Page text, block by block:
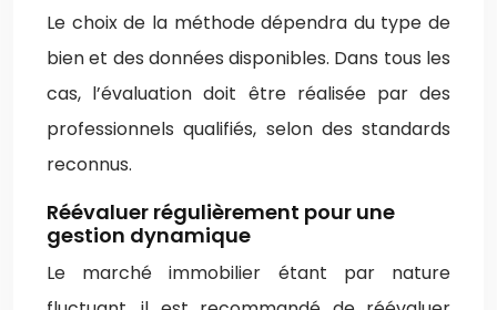
Le choix de la méthode dépendra du type de
bien et des données disponibles. Dans tous les
cas, l’évaluation doit être réalisée par des
professionnels qualifiés, selon des standards
reconnus.
Réévaluer régulièrement pour une
gestion dynamique
Le marché immobilier étant par nature